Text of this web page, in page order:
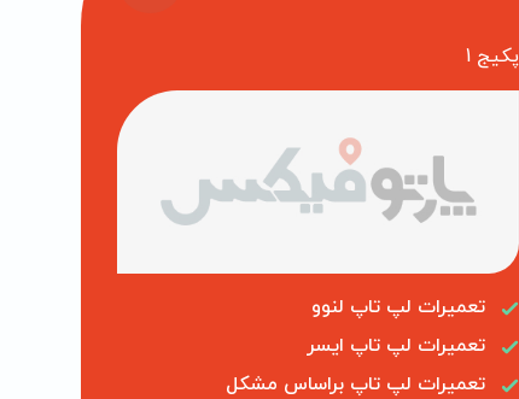
پکیج 1
تعمیرات لپ تاپ لنوو
تعمیرات لپ تاپ ایسر
تعمیرات لپ تاپ براساس مشکل